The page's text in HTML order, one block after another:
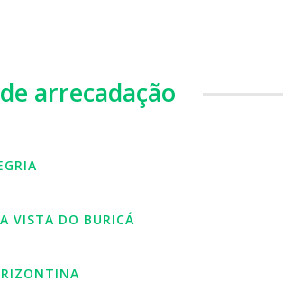
arrecadação
VISTA DO BURICÁ